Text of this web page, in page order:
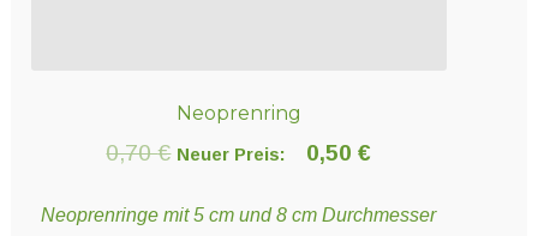
Neoprenring
0,70€ Neuer Preis: 0,50€
Neoprenringe mit 5 cm und 8 cm Durchmesser